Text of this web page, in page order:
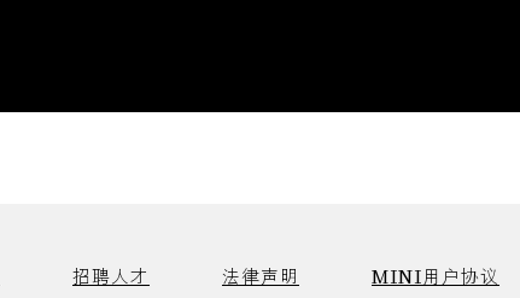
招聘人才 法律声明 MINI用户协议